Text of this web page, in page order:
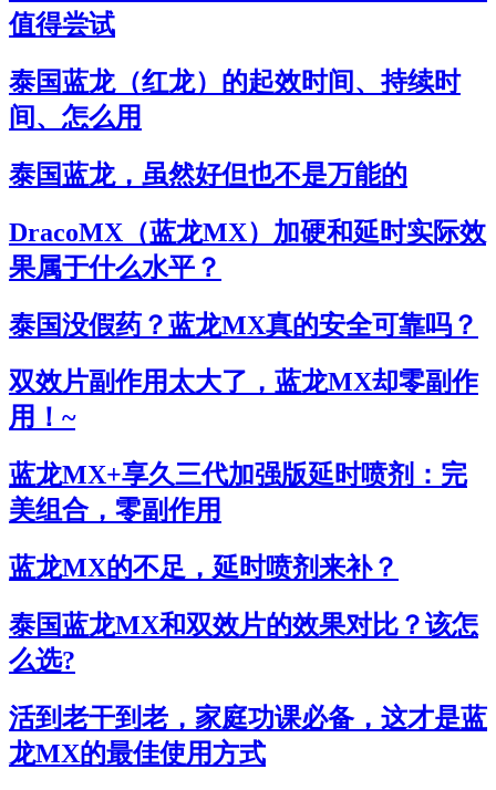
值得尝试
泰国蓝龙（红龙）的起效时间、持续时
间、怎么用
泰国蓝龙，虽然好但也不是万能的
DracoMX（蓝龙MX）加硬和延时实际效
果属于什么水平？
泰国没假药？蓝龙MX真的安全可靠吗？
双效片副作用太大了，蓝龙MX却零副作
用！~
蓝龙MX+享久三代加强版延时喷剂：完
美组合，零副作用
蓝龙MX的不足，延时喷剂来补？
泰国蓝龙MX和双效片的效果对比？该怎
么选?
活到老干到老，家庭功课必备，这才是蓝
龙MX的最佳使用方式